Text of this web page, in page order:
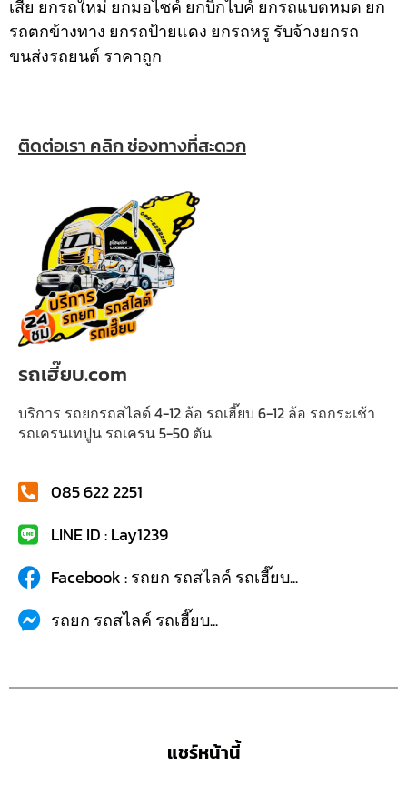
เสีย ยกรถใหม่ ยกมอไซค์ ยกบิ๊กไบค์ ยกรถแบตหมด ยก
รถตกข้างทาง ยกรถป้ายแดง ยกรถหรู รับจ้างยกรถ
ขนส่งรถยนต์ ราคาถูก
ติดต่อเรา คลิก ช่องทางที่สะดวก
รถเฮี๊ยบ.com
บริการ รถยกรถสไลด์ 4-12 ล้อ รถเฮี๊ยบ 6-12 ล้อ รถกระเช้า
รถเครนเทปูน รถเครน 5-50 ตัน
085 622 2251
LINE ID : Lay1239
Facebook : รถยก รถสไลค์ รถเฮี๊ยบ...
รถยก รถสไลค์ รถเฮี๊ยบ...
แชร์หน้านี้